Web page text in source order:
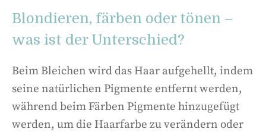
Blondieren, färben oder tönen –
was ist der Unterschied?
Beim Bleichen wird das Haar aufgehellt, indem
seine natürlichen Pigmente entfernt werden,
während beim Färben Pigmente hinzugefügt
werden, um die Haarfarbe zu verändern oder